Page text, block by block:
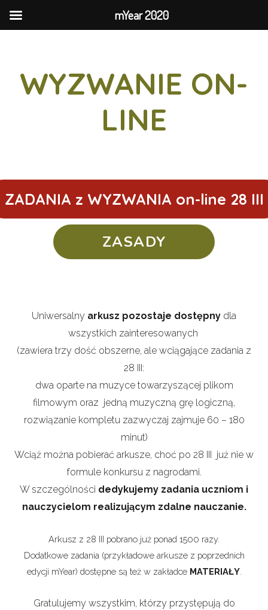
WYZWANIE ON-
LINE
ZADANIA z WYZWANIA on-line 28 III
ZASADY
Uniwersalny arkusz pozostaje dostępny dla
wszystkich zainteresowanych
(zawiera trzy dość obszerne, ale wciągające zadania z
28 III:
dwa oparte na muzyce towarzyszącej plikom
filmowym oraz jedną muzyczną grę logiczną,
rozwiązanie kompletu zazwyczaj zajmuje 60 – 180
minut)
Wciąż można pobierać arkusze, choć po 28 III już nie w
formule konkursu z nagrodami.
W szczególności dedykujemy zadania uczniom i
nauczycielom realizującym zdalne nauczanie.
Arkusz z 28 III pobrano już ponad 1500 razy.
Dodatkowe zadania (przykładowe arkusze z poprzednich
edycji mYear) dostępne są też w zakładce MATERIAŁY.
Gratulujemy wszystkim, którzy przystępują do
mYear 2020